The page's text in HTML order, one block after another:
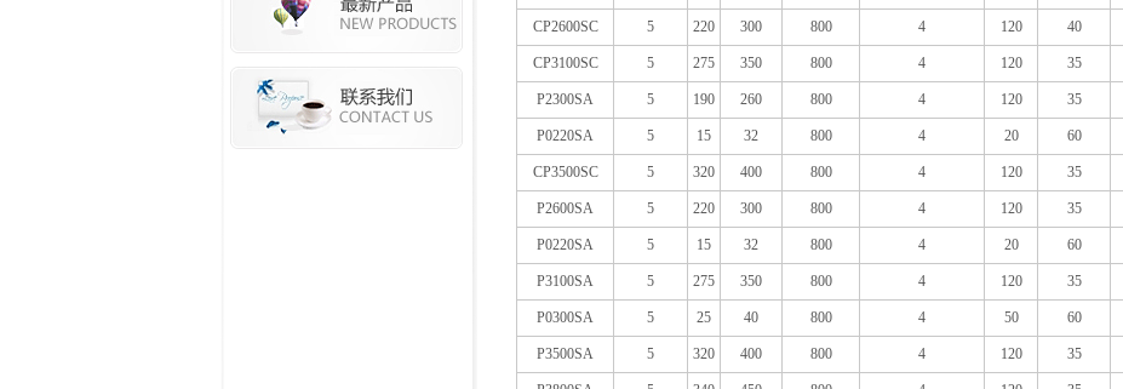
CP2600SC 5 220 300 800 4 120 40
CP3100SC 5 275 350 800 4 120 35
P2300SA 5 190 260 800 4 120 35
P0220SA 5 15 32 800 4 20 60
CP3500SC 5 320 400 800 4 120 35
P2600SA 5 220 300 800 4 120 35
P0220SA 5 15 32 800 4 20 60
P3100SA 5 275 350 800 4 120 35
P0300SA 5 25 40 800 4 50 60
P3500SA 5 320 400 800 4 120 35